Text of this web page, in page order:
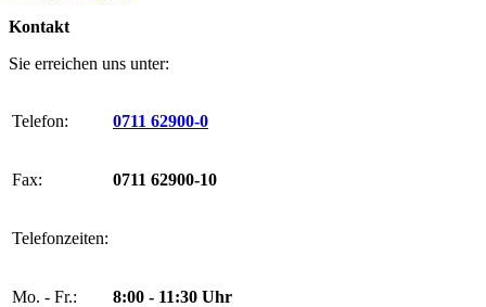
Kontakt
Sie erreichen uns unter:
Telefon: 0711 62900-0
Fax: 0711 62900-10
Telefonzeiten:
Mo. - Fr.: 8:00 - 11:30 Uhr